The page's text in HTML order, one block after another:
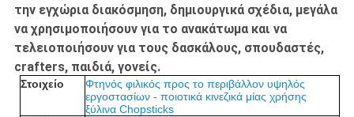
την εγχώρια διακόσμηση, δημιουργικά σχέδια, μεγάλα
να χρησιμοποιήσουν για το ανακάτωμα και να
τελειοποιήσουν για τους δασκάλους, σπουδαστές,
crafters, παιδιά, γονείς.
Στοιχείο
Φτηνός φιλικός προς το περιβάλλον υψηλός
εργοστασίων - ποιοτικά κινεζικά μίας χρήσης
ξύλινα Chopsticks